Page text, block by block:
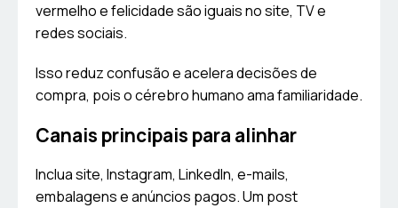
vermelho e felicidade são iguais no site, TV e
redes sociais.
Isso reduz confusão e acelera decisões de
compra, pois o cérebro humano ama familiaridade.
Canais principais para alinhar
Inclua site, Instagram, LinkedIn, e-mails,
embalagens e anúncios pagos. Um post